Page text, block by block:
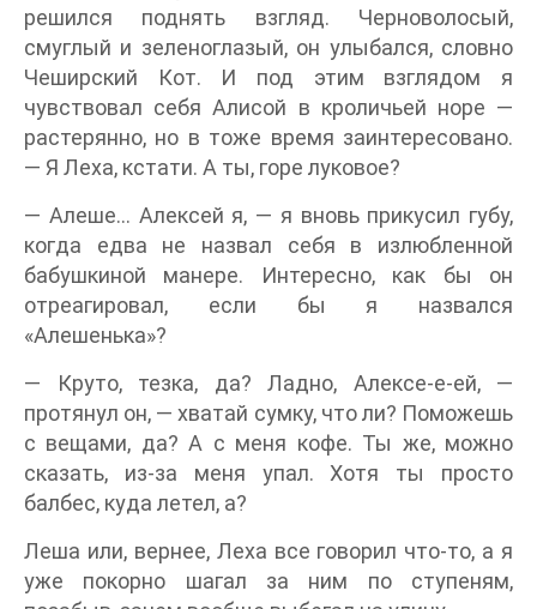
решился поднять взгляд. Черноволосый,
смуглый и зеленоглазый, он улыбался, словно
Чеширский Кот. И под этим взглядом я
чувствовал себя Алисой в кроличьей норе —
растерянно, но в тоже время заинтересовано.
— Я Леха, кстати. А ты, горе луковое?
— Алеше… Алексей я, — я вновь прикусил губу,
когда едва не назвал себя в излюбленной
бабушкиной манере. Интересно, как бы он
отреагировал, если бы я назвался
«Алешенька»?
— Круто, тезка, да? Ладно, Алексе-е-ей, —
протянул он, — хватай сумку, что ли? Поможешь
с вещами, да? А с меня кофе. Ты же, можно
сказать, из-за меня упал. Хотя ты просто
балбес, куда летел, а?
Леша или, вернее, Леха все говорил что-то, а я
уже покорно шагал за ним по ступеням,